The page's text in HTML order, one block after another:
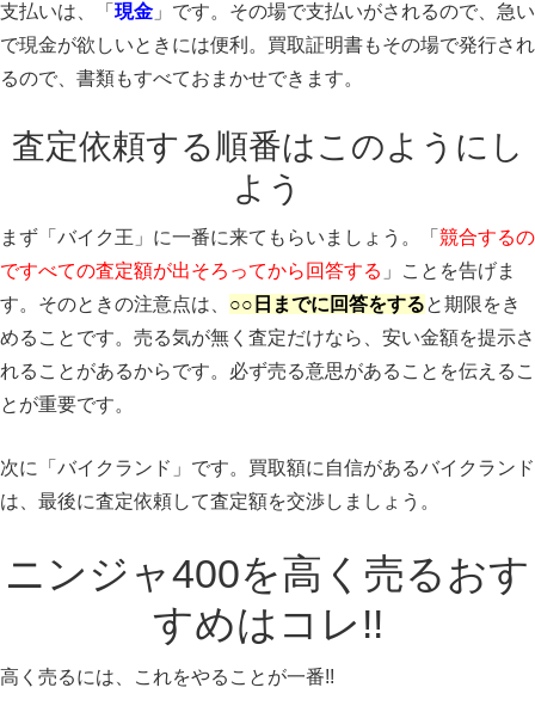
支払いは、「 現金 」です。その場で支払いがされるので、急い
で現金が欲しいときには便利。買取証明書もその場で発行され
るので、書類もすべておまかせできます。
査定依頼する順番はこのようにし
よう
まず「バイク王」に一番に来てもらいましょう。「 競合するの
ですべての査定額が出そろってから回答する 」ことを告げま
す。そのときの注意点は、 ○○日までに回答をすると期限をき
めることです。売る気が無く査定だけなら、安い金額を提示さ
れることがあるからです。必ず売る意思があることを伝えるこ
とが重要です。
次に「バイクランド」です。買取額に自信があるバイクランド
は、最後に査定依頼して査定額を交渉しましょう。
ニンジャ400を高く売るおす
すめはコレ!!
高く売るには、これをやることが一番!!